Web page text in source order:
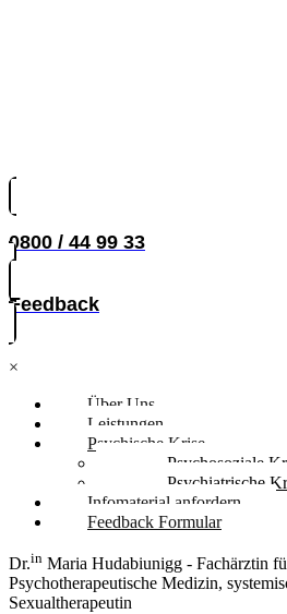
0800 / 44 99 33
Feedback
×
Über Uns
Leistungen
Psychische Krise
Psychosoziale
Psychiatrische
Infomaterial anfordern
Feedback Formular
Dr.in Maria Hudabiunigg - Fachärztin
Psychotherapeutische Medizin,
Sexualtherapeutin